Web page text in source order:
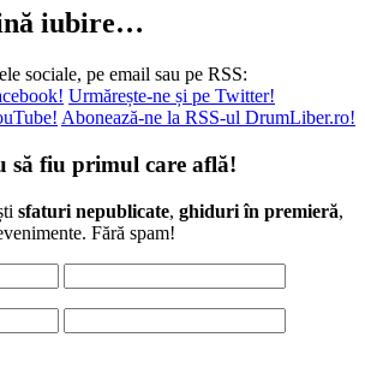
iubire…
sociale, pe email sau pe RSS:
Urmărește-ne și pe Twitter!
Abonează-ne la RSS-ul DrumLiber.ro!
să fiu primul care află!
sfaturi nepublicate, ghiduri în premieră,
Fără spam!